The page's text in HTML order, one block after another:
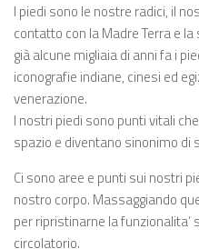
I piedi sono le nostre radici, il
contatto con la Madre Terra e
già alcune migliaia di anni fa i
iconografie indiane, cinesi ed
venerazione.
I nostri piedi sono punti vitali
spazio e diventano sinonimo di
Ci sono aree e punti sui nostri
nostro corpo. Massaggiando
per ripristinarne la funzionalita’
circolatorio.